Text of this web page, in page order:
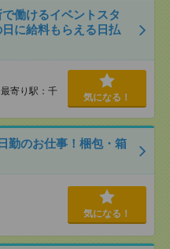
働けるイベントスタ
に給料もらえる日払
寄り駅：千
気になる！
勤のお仕事！梱包・箱
気になる！